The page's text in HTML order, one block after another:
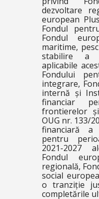
dezvoltare
european
Fondul
Fondul
maritime,
stabilire a
aplicabile
Fondului
integrare,
internă și
financiar
frontierelor
OUG nr. 133/
financiară a
pentru
2021-2027
Fondul
regională,
social
o tranziție
completările